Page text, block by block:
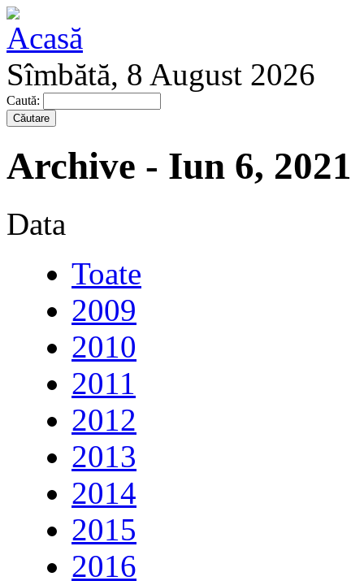
Sîmbătă, 8 August 2026
Caută:
Archive - Iun 6, 2021
Data
Toate
2009
2010
2011
2012
2013
2014
2015
2016